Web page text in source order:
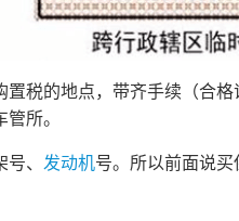
税的地点，带齐手续（合
所。
、 发动机号。所以前面说